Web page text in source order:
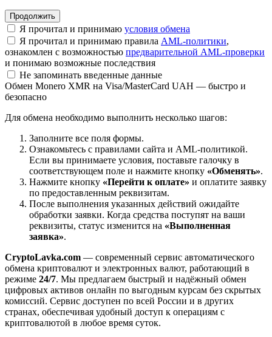
Я прочитал и принимаю условия обмена
Я прочитал и принимаю правила AML-политики,
ознакомлен с возможностью предварительной AML-проверки
и понимаю возможные последствия
Не запоминать введенные данные
Обмен Monero XMR на Visa/MasterCard UAH — быстро и
безопасно
Для обмена необходимо выполнить несколько шагов:
Заполните все поля формы.
Ознакомьтесь с правилами сайта и AML-политикой.
Если вы принимаете условия, поставьте галочку в
соответствующем поле и нажмите кнопку «Обменять».
Нажмите кнопку «Перейти к оплате» и оплатите заявку
по предоставленным реквизитам.
После выполнения указанных действий ожидайте
обработки заявки. Когда средства поступят на ваши
реквизиты, статус изменится на «Выполненная
заявка».
CryptoLavka.com — современный сервис автоматического
обмена криптовалют и электронных валют, работающий в
режиме 24/7. Мы предлагаем быстрый и надёжный обмен
цифровых активов онлайн по выгодным курсам без скрытых
комиссий. Сервис доступен по всей России и в других
странах, обеспечивая удобный доступ к операциям с
криптовалютой в любое время суток.